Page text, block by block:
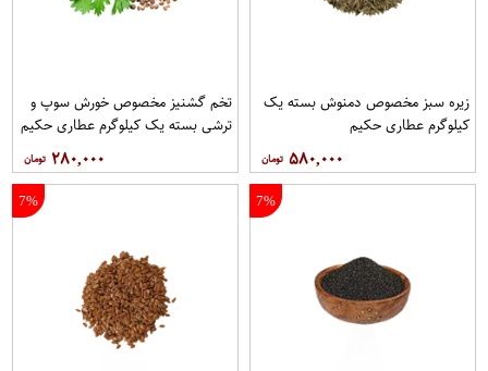
زیره سبز مخصوص دمنوش بسته یک
کیلوگرم عطاری حکیم
۵۸۰,۰۰۰
تخم گشنیز مخصوص خورش سوپ و
ترشی بسته یک کیلوگرم عطاری حکیم
۲۸۰,۰۰۰
7%
7%